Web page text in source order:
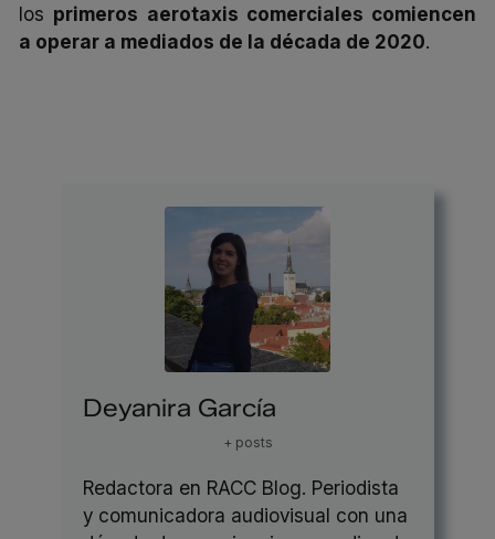
los primeros aerotaxis comerciales comiencen
a operar a mediados de la década de 2020.
Deyanira García
+ posts
Redactora en RACC Blog. Periodista
y comunicadora audiovisual con una